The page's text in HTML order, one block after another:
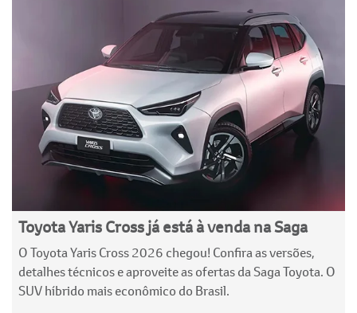
Toyota Yaris Cross já está à venda na Saga
O Toyota Yaris Cross 2026 chegou! Confira as versões,
detalhes técnicos e aproveite as ofertas da Saga Toyota. O
SUV híbrido mais econômico do Brasil.